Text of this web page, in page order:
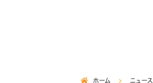
ホーム ニュース